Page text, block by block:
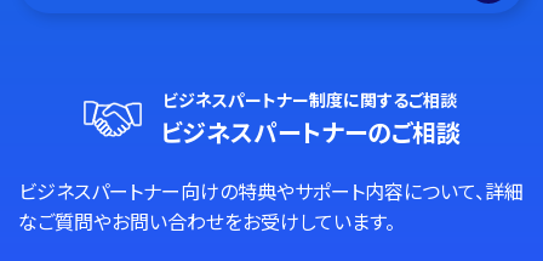
ビジネスパートナー制度に関するご相談
ビジネスパートナーのご相談
ビジネスパートナー向けの特典やサポート内容について、詳細
なご質問やお問い合わせをお受けしています。